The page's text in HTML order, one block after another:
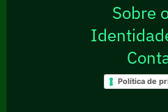
Sobre
Política de